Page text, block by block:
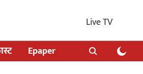
Live TV
Epaper